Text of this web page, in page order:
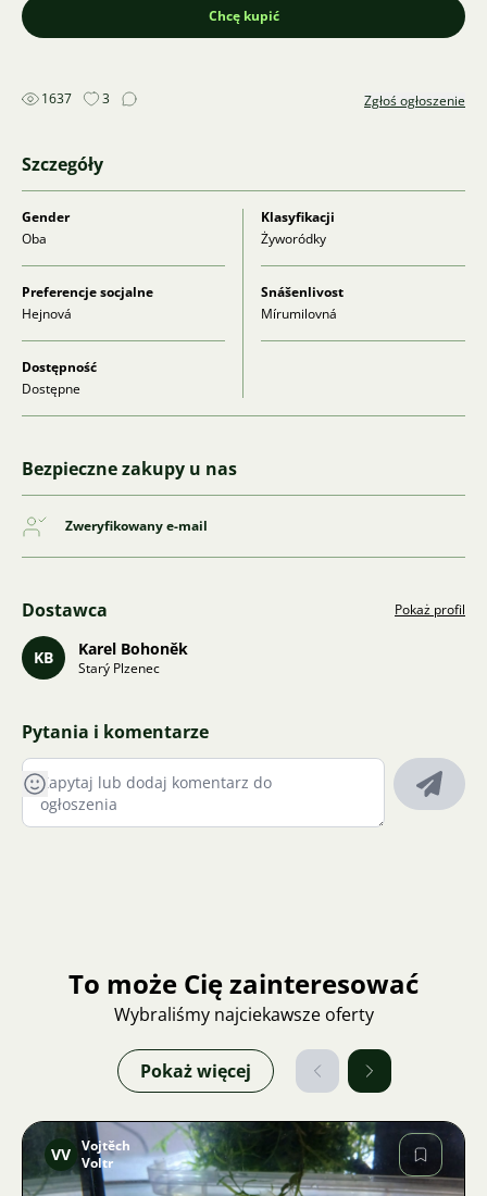
Chcę kupić
1637 3 Zgłoś ogłoszenie
Szczegóły
Gender
Oba
Klasyfikacji
Żyworódky
Preferencje socjalne
Hejnová
Snášenlivost
Mírumilovná
Dostępność
Dostępne
Bezpieczne zakupy u nas
Zweryfikowany e-mail
Dostawca Pokaż profil
KB Karel Bohoněk
Starý Plzenec
Pytania i komentarze
To może Cię zainteresować
Wybraliśmy najciekawsze oferty
Pokaż więcej
VV Vojtěch
Voltr